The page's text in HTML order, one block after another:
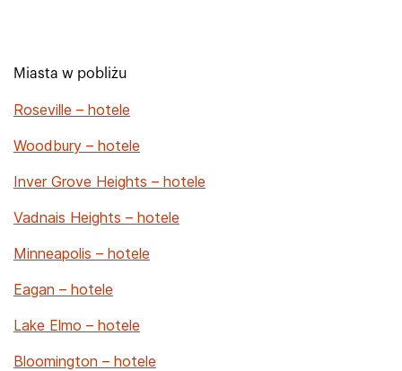
Miasta w pobliżu
Roseville – hotele
Woodbury – hotele
Inver Grove Heights – hotele
Vadnais Heights – hotele
Minneapolis – hotele
Eagan – hotele
Lake Elmo – hotele
Bloomington – hotele